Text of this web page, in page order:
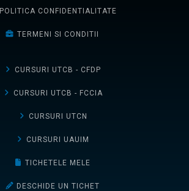
POLITICA CONFIDENTIALITATE
TERMENI SI CONDITII
CURSURI UTCB - CFDP
CURSURI UTCB - FCCIA
CURSURI UTCN
CURSURI UAUIM
TICHETELE MELE
DESCHIDE UN TICHET